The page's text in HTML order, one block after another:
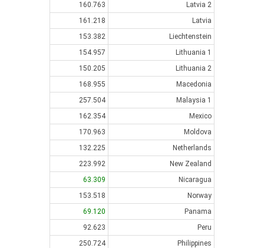
Latvia 2
160.763
Latvia
161.218
Liechtenstein
153.382
Lithuania 1
154.957
Lithuania 2
150.205
Macedonia
168.955
Malaysia 1
257.504
Mexico
162.354
Moldova
170.963
Netherlands
132.225
New Zealand
223.992
Nicaragua
63.309
Norway
153.518
Panama
69.120
Peru
92.623
Philippines
250.724